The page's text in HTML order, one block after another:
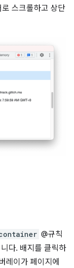
스크롤하고 상단
@규칙
다. 배지를 클릭하
레이가 페이지에